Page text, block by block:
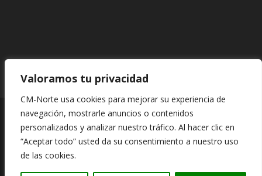
Valoramos tu privacidad
CM-Norte usa cookies para mejorar su experiencia de
navegación, mostrarle anuncios o contenidos
personalizados y analizar nuestro tráfico. Al hacer clic en
“Aceptar todo” usted da su consentimiento a nuestro uso
de las cookies.
© CM-NorteConservación y Mantenimientos del Norte
Especialista en tratamientos de espacios naturales,
ofreciendo servicios de alta calidad en el sector de la